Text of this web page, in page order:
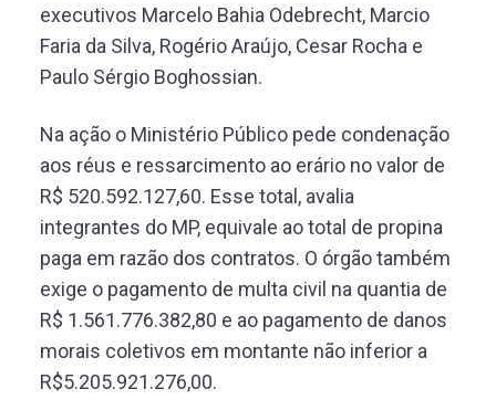
executivos Marcelo Bahia Odebrecht, Marcio
Faria da Silva, Rogério Araújo, Cesar Rocha e
Paulo Sérgio Boghossian.
Na ação o Ministério Público pede condenação
aos réus e ressarcimento ao erário no valor de
R$ 520.592.127,60. Esse total, avalia
integrantes do MP, equivale ao total de propina
paga em razão dos contratos. O órgão também
exige o pagamento de multa civil na quantia de
R$ 1.561.776.382,80 e ao pagamento de danos
morais coletivos em montante não inferior a
R$5.205.921.276,00.